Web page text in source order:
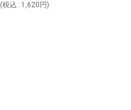
(税込 : 1,620 円)